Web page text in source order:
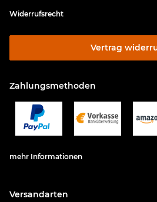
Widerrufsrecht
Vertrag
Zahlungsmethoden
mehr Informationen
Versandarten